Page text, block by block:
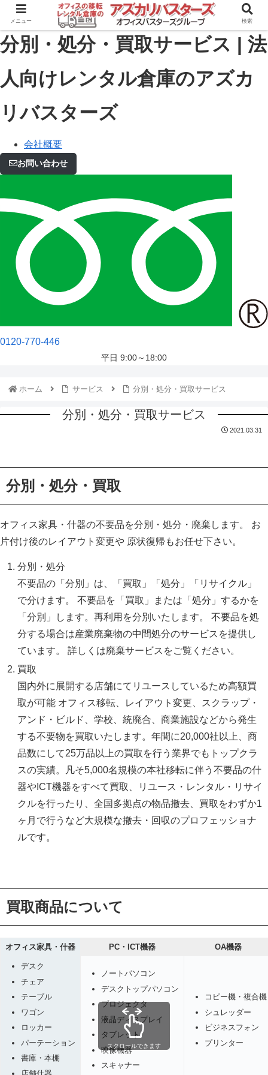
分別・処分・買取サービス | 法
人向けレンタル倉庫のアズカ
リバスターズ
会社概要
お問い合わせ
0120-770-446
平日 9:00～18:00
ホーム サービス 分別・処分・買取サービス
分別・処分・買取サービス
2021.03.31
分別・処分・買取
オフィス家具・什器の不要品を分別・処分・廃棄します。 お
片付け後のレイアウト変更や 原状復帰もお任せ下さい。
分別・処分
不要品の「分別」は、「買取」「処分」「リサイクル」
で分けます。 不要品を「買取」または「処分」するかを
「分別」します。再利用を分別いたします。 不要品を処
分する場合は産業廃棄物の中間処分のサービスを提供し
ています。 詳しくは廃棄サービスをご覧ください。
買取
国内外に展開する店舗にてリユースしているため高額買
取が可能 オフィス移転、レイアウト変更、スクラップ・
アンド・ビルド、学校、統廃合、商業施設などから発生
する不要物を買取いたします。年間に20,000社以上、商
品数にして25万品以上の買取を行う業界でもトップクラ
スの実績。凡そ5,000名規模の本社移転に伴う不要品の什
器やICT機器をすべて買取、リユース・レンタル・リサイ
クルを行ったり、全国多拠点の物品撤去、買取をわずか1
ヶ月で行うなど大規模な撤去・回収のプロフェッショナ
ルです。
買取商品について
オフィス家具・什器 PC・ICT機器 OA機器
デスク
チェア
テーブル
ワゴン
ロッカー
パーテーション
書庫・本棚
ノートパソコン
デスクトップパソコン
プロジェクタ
液晶ディスプレイ
タブレット
映像機器
スキャナー
コピー機・複合機
シュレッダー
ビジネスフォン
プリンター
スクロールできます
メニュー 検索